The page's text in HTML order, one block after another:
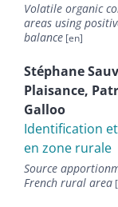
Volatile organic
areas using
balance
Stéphane
Plaisance,
Galloo
Identification
en zone rurale
Source
French rural area